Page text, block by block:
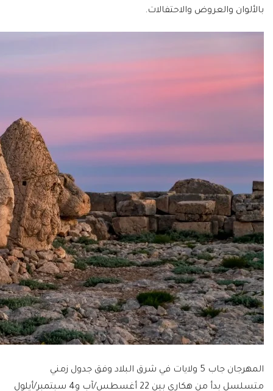
بالألوان والعروض والاحتفالات.
المهرجان جاب 5 ولايات في شرق البلاد وفق جدول زمني
متسلسل بدأ من هكاري بين 22 أغسطس/آب و4 سبتمبر/أيلول